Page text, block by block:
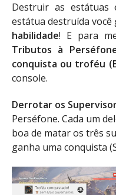
Destruir as
estátua destruída
habilidade! E para
Tributos à
conquista ou troféu
console.
Derrotar os
Perséfone. Cada um
boa de matar os três
ganha uma conquista